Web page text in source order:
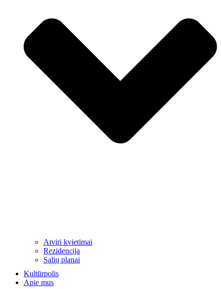
Atviri kvietimai
Rezidencija
Salių planai
Kultūrpolis
Apie mus